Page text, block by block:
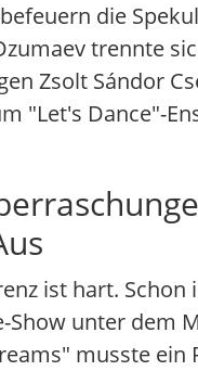
die
trennte
Zsolt Sándor
"Let's Dance"-
ist hart. Schon
Show unter dem
musste ein